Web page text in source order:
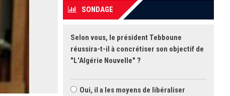
SONDAGE
Selon vous, le président Tebboune
réussira-t-il à concrétiser son objectif de
"L'Algérie Nouvelle" ?
Oui, il a les moyens de libéraliser